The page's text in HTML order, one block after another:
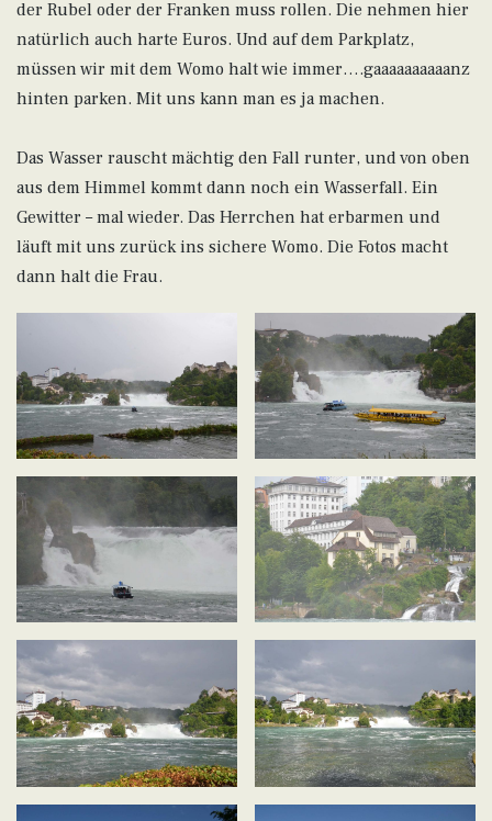
der Rubel oder der Franken muss rollen. Die nehmen hier
natürlich auch harte Euros. Und auf dem Parkplatz,
müssen wir mit dem Womo halt wie immer….gaaaaaaaaaanz
hinten parken. Mit uns kann man es ja machen.
Das Wasser rauscht mächtig den Fall runter, und von oben
aus dem Himmel kommt dann noch ein Wasserfall. Ein
Gewitter – mal wieder. Das Herrchen hat erbarmen und
läuft mit uns zurück ins sichere Womo. Die Fotos macht
dann halt die Frau.